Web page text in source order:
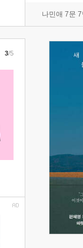
나민애 7문
3/5